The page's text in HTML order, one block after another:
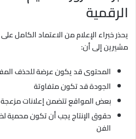
الرقمية
يحذر خبراء الإعلام من الاعتماد الكامل
مشيرين إلى أن:
المحتوى قد يكون عرضة للحذف
الجودة قد تكون متفاوتة
بعض المواقع تتضمن إعلانات مزعجة
حقوق الإنتاج يجب أن تكون محمية
الفن